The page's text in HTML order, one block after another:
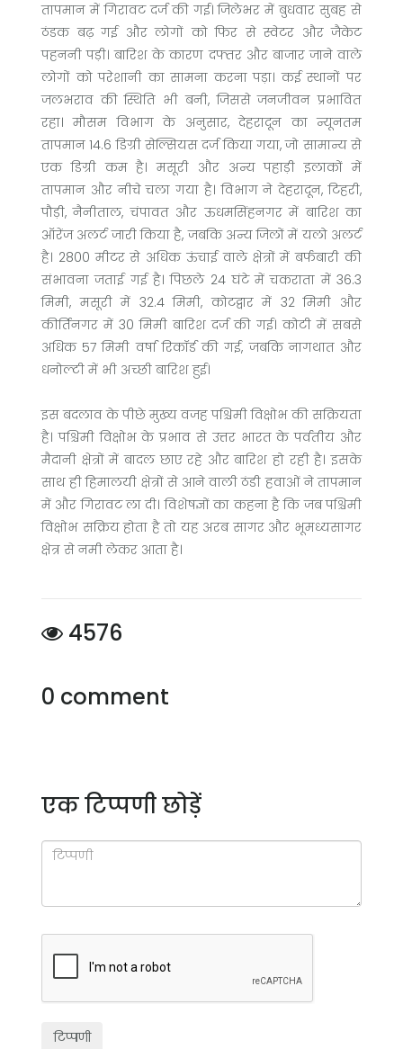
तापमान में गिरावट दर्ज की गई। जिलेभर में बुधवार सुबह से
ठंडक बढ़ गई और लोगों को फिर से स्वेटर और जैकेट
पहननी पड़ी। बारिश के कारण दफ्तर और बाजार जाने वाले
लोगों को परेशानी का सामना करना पड़ा। कई स्थानों पर
जलभराव की स्थिति भी बनी, जिससे जनजीवन प्रभावित
रहा। मौसम विभाग के अनुसार, देहरादून का न्यूनतम
तापमान 14.6 डिग्री सेल्सियस दर्ज किया गया, जो सामान्य से
एक डिग्री कम है। मसूरी और अन्य पहाड़ी इलाकों में
तापमान और नीचे चला गया है। विभाग ने देहरादून, टिहरी,
पौड़ी, नैनीताल, चंपावत और ऊधमसिंहनगर में बारिश का
ऑरेंज अलर्ट जारी किया है, जबकि अन्य जिलों में यलो अलर्ट
है। 2800 मीटर से अधिक ऊंचाई वाले क्षेत्रों में बर्फबारी की
संभावना जताई गई है। पिछले 24 घंटे में चकराता में 36.3
मिमी, मसूरी में 32.4 मिमी, कोटद्वार में 32 मिमी और
कीर्तिनगर में 30 मिमी बारिश दर्ज की गई। कोटी में सबसे
अधिक 57 मिमी वर्षा रिकॉर्ड की गई, जबकि नागथात और
धनोल्टी में भी अच्छी बारिश हुई।
इस बदलाव के पीछे मुख्य वजह पश्चिमी विक्षोभ की सक्रियता
है। पश्चिमी विक्षोभ के प्रभाव से उत्तर भारत के पर्वतीय और
मैदानी क्षेत्रों में बादल छाए रहे और बारिश हो रही है। इसके
साथ ही हिमालयी क्षेत्रों से आने वाली ठंडी हवाओं ने तापमान
में और गिरावट ला दी। विशेषज्ञों का कहना है कि जब पश्चिमी
विक्षोभ सक्रिय होता है तो यह अरब सागर और भूमध्यसागर
क्षेत्र से नमी लेकर आता है।
4576
0 comment
एक टिप्पणी छोड़ें